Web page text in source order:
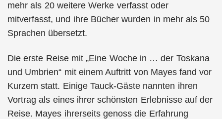
mehr als 20 weitere Werke verfasst oder
mitverfasst, und ihre Bücher wurden in mehr als 50
Sprachen übersetzt.
Die erste Reise mit „Eine Woche in … der Toskana
und Umbrien“ mit einem Auftritt von Mayes fand vor
Kurzem statt. Einige Tauck-Gäste nannten ihren
Vortrag als eines ihrer schönsten Erlebnisse auf der
Reise. Mayes ihrerseits genoss die Erfahrung